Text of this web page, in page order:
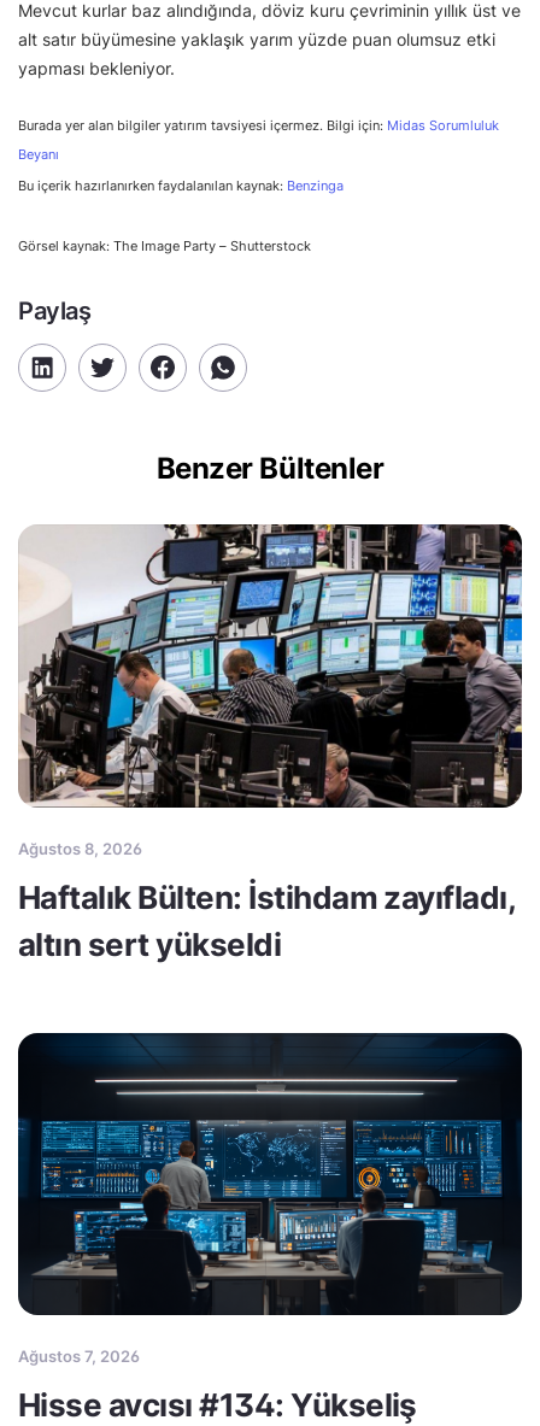
Mevcut kurlar baz alındığında, döviz kuru çevriminin yıllık üst ve
alt satır büyümesine yaklaşık yarım yüzde puan olumsuz etki
yapması bekleniyor.
Burada yer alan bilgiler yatırım tavsiyesi içermez. Bilgi için: Midas Sorumluluk
Beyanı
Bu içerik hazırlanırken faydalanılan kaynak: Benzinga
Görsel kaynak: The Image Party – Shutterstock
Paylaş
Benzer Bültenler
Ağustos 8, 2026
Haftalık Bülten: İstihdam zayıfladı,
altın sert yükseldi
Ağustos 7, 2026
Hisse avcısı #134: Yükseliş